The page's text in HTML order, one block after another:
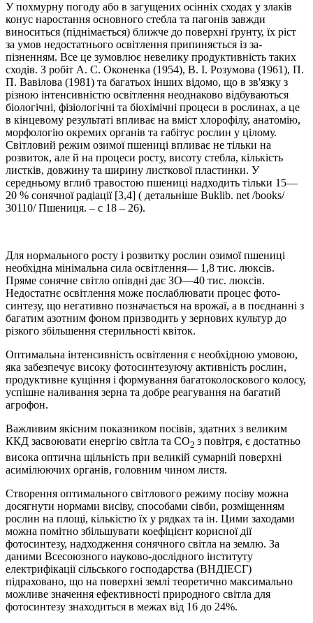
У похмурну погоду або в загущених осінніх сходах у злаків
конус наростання основного стебла та пагонів завж­ди
виноситься (піднімається) ближче до поверхні ґрунту, їх ріст
за умов недостатнього освітлення припиняється із за­
пізненням. Все це зумовлює невелику продуктивність та­ких
сходів. З робіт А. С. Оконенка (1954), В. І. Розумова (1961), П.
П. Вавілова (1981) та багатьох інших відомо, що в зв'язку з
різною інтенсивністю освітлення неоднаково відбуваються
біологічні, фізіологічні та біохімічні процеси в рослинах, а це
в кінцевому результаті впливає на вміст хлорофілу, анатомію,
морфологію окремих органів та га­бітус рослин у цілому.
Світловий режим озимої пшениці впливає не тільки на
розвиток, але й на процеси росту, ви­соту стебла, кількість
листків, довжину та ширину листко­вої пластинки. У
середньому вглиб травостою пшениці над­ходить тільки 15—
20 % сонячної радіації [3,4] ( детальніше Buklib. net /books/
30110/ Пшениця. – с 18 – 26).
Для нормального росту і розвитку рослин озимої пше­ниці
необхідна мінімальна сила освітлення— 1,8 тис. люк­сів.
Пряме сонячне світло опівдні дає ЗО—40 тис. люксів.
Недостатнє освітлення може послаблювати процес фото­
синтезу, що негативно позначається на врожаї, а в поєднанні з
багатим азотним фоном призводить у зернових культур до
різкого збільшення стерильності квіток.
Оптимальна інтенсивність освітлення є необхідною умо­вою,
яка забезпечує високу фотосинтезуючу активність рос­лин,
продуктивне кущіння і формування багатоколосково­го колосу,
успішне наливання зерна та добре реагування на багатий
агрофон.
Важливим якісним показником посівів, здатних з вели­ким
ККД засвоювати енергію світла та СО2 з повіт­ря, є достатньо
висока оптична щільність при великій су­марній поверхні
асимілюючих органів, головним чином листя.
Створення оптимального світлового ре­жиму посіву можна
досягнути нормами висіву, способами сівби, розміщенням
рослин на площі, кількістю їх у рядках та ін. Цими заходами
можна помітно збільшувати коефі­цієнт корисної дії
фотосинтезу, надходження сонячного світла на землю. За
даними Всесоюзного науково-дослід­ного інституту
електрифікації сільського господарства (ВНДІЕСГ)
підраховано, що на поверхні землі теоретично максимально
можливе значення ефективності природного світла для
фотосинтезу знаходиться в межах від 16 до 24%.